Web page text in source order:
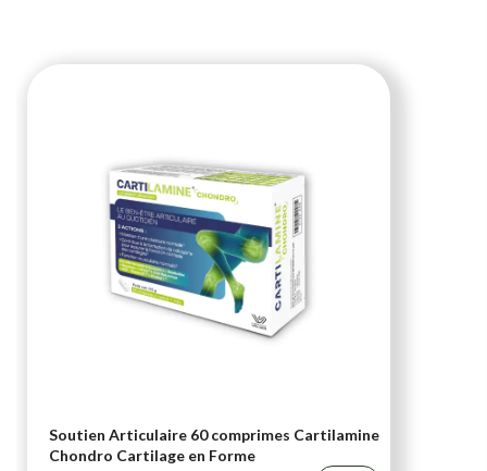
Soutien Articulaire 60 comprimes Cartilamine
Chondro Cartilage en Forme